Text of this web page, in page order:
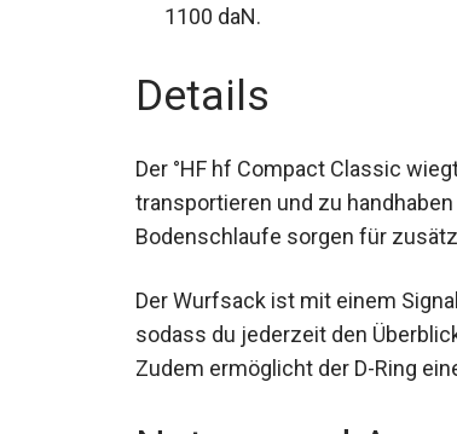
1100 daN.
Details
Der °HF hf Compact Classic
transportieren und zu
gepolsterte Bodenschlaufe
Der Wurfsack ist mit einem
sodass du jederzeit den
Zudem ermöglicht der D-Ring